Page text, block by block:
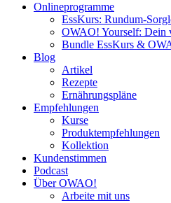
Onlineprogramme
EssKurs: Rundum-
OWAO! Yourself: Dein
Bundle EssKurs &
Blog
Artikel
Rezepte
Ernährungspläne
Empfehlungen
Kurse
Produktempfehlungen
Kollektion
Kundenstimmen
Podcast
Über OWAO!
Arbeite mit uns